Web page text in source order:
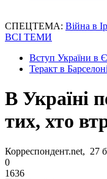
СПЕЦТЕМА: Війна в
ВСІ ТЕМИ
Вступ України в
Теракт в Барселоні
В Україні
тих, хто
Корреспондент.net, 27
0
1636